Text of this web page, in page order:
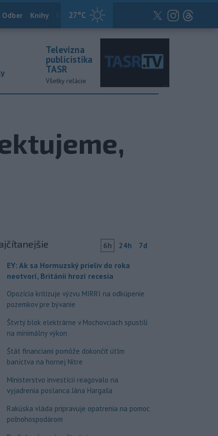
27°C
Odber Knihy Útulkovo Magazín News Now Archív
Televízna
publicistika
TASR
Všetky relácie
6h 24h 7d
EY: Ak sa Hormuzský prieliv do roka
neotvorí, Británii hrozí recesia
Opozícia kritizuje výzvu MIRRI na odkúpenie
pozemkov pre bývanie
Štvrtý blok elektrárne v Mochovciach spustili
na minimálny výkon
Štát financiami pomôže dokončiť útlm
baníctva na hornej Nitre
Ministerstvo investícií reagovalo na
vyjadrenia poslanca Jána Hargaša
Rakúska vláda pripravuje opatrenia na pomoc
poľnohospodárom